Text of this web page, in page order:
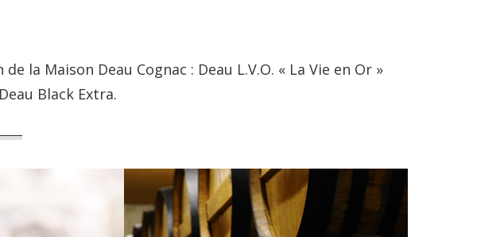
la Maison Deau Cognac : Deau L.V.O. « La Vie en Or »
Black Extra.